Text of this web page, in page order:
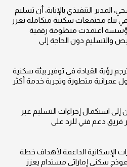
التنفيذي بالإنابة، أن تسليم
مجتمعات سكنية متكاملة تعزز
اعتمدت منظومة رقمية
والتسليم دون الحاجة إلى
رؤية القيادة في توفير بيئة سكنية
عمرانية متطورة وتجربة خدمة أكثر
استكمال إجراءات التسليم عبر
فريق دعم فني للرد على
الإسكانية الداعمة لأهداف خطة
وترسيخ نموذج سكني إماراتي مستدام يعزز